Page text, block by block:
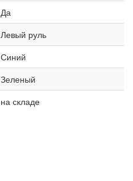
Да
Левый руль
Синий
Зеленый
на складе